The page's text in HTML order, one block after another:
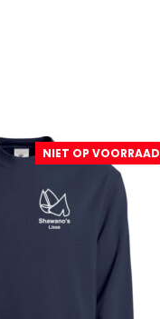
NIET OP VOORRAAD